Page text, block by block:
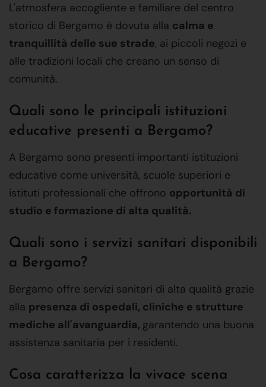
L'atmosfera accogliente e familiare del centro
storico di Bergamo è dovuta alla calma e
tranquillità delle sue strade, ai piccoli negozi e
alle tradizioni locali che creano un senso di
comunità.
Quali sono le principali istituzioni
educative presenti a Bergamo?
A Bergamo sono presenti importanti istituzioni
educative come università, scuole superiori e
istituti professionali che offrono opportunità di
studio e formazione di alta qualità.
Quali sono i servizi sanitari disponibili
a Bergamo?
Bergamo offre servizi sanitari di alta qualità grazie
alla presenza di ospedali, cliniche e strutture
mediche all'avanguardia, garantendo una buona
assistenza sanitaria per i residenti.
Cosa caratterizza la vivace scena